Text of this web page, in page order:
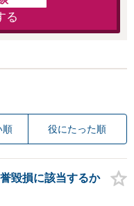
る
順 役にたった順
毀損に該当するか